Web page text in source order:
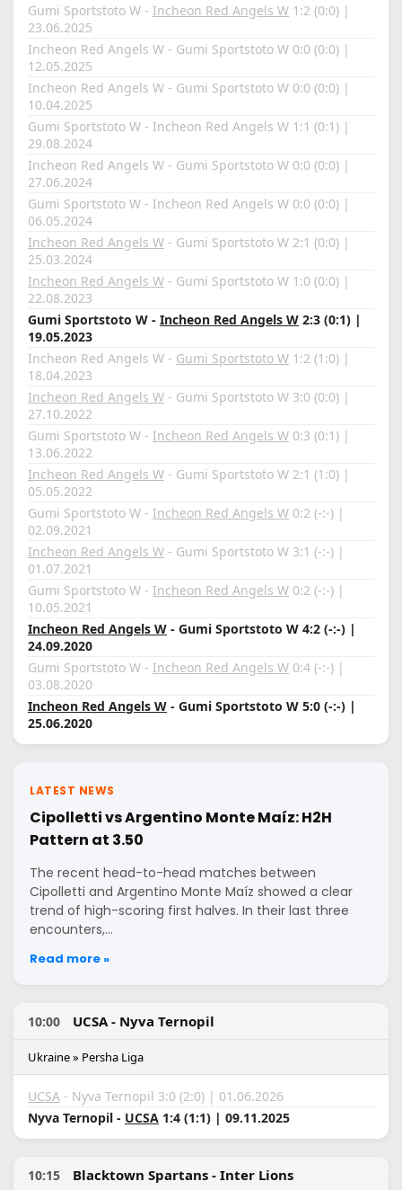
Gumi Sportstoto W - Incheon Red Angels W 1:2 (0:0) |
23.06.2025
Incheon Red Angels W - Gumi Sportstoto W 0:0 (0:0) |
12.05.2025
Incheon Red Angels W - Gumi Sportstoto W 0:0 (0:0) |
10.04.2025
Gumi Sportstoto W - Incheon Red Angels W 1:1 (0:1) |
29.08.2024
Incheon Red Angels W - Gumi Sportstoto W 0:0 (0:0) |
27.06.2024
Gumi Sportstoto W - Incheon Red Angels W 0:0 (0:0) |
06.05.2024
Incheon Red Angels W - Gumi Sportstoto W 2:1 (0:0) |
25.03.2024
Incheon Red Angels W - Gumi Sportstoto W 1:0 (0:0) |
22.08.2023
Gumi Sportstoto W - Incheon Red Angels W 2:3 (0:1) |
19.05.2023
Incheon Red Angels W - Gumi Sportstoto W 1:2 (1:0) |
18.04.2023
Incheon Red Angels W - Gumi Sportstoto W 3:0 (0:0) |
27.10.2022
Gumi Sportstoto W - Incheon Red Angels W 0:3 (0:1) |
13.06.2022
Incheon Red Angels W - Gumi Sportstoto W 2:1 (1:0) |
05.05.2022
Gumi Sportstoto W - Incheon Red Angels W 0:2 (-:-) |
02.09.2021
Incheon Red Angels W - Gumi Sportstoto W 3:1 (-:-) |
01.07.2021
Gumi Sportstoto W - Incheon Red Angels W 0:2 (-:-) |
10.05.2021
Incheon Red Angels W - Gumi Sportstoto W 4:2 (-:-) |
24.09.2020
Gumi Sportstoto W - Incheon Red Angels W 0:4 (-:-) |
03.08.2020
Incheon Red Angels W - Gumi Sportstoto W 5:0 (-:-) |
25.06.2020
LATEST NEWS
Cipolletti vs Argentino Monte Maíz: H2H
Pattern at 3.50
The recent head-to-head matches between
Cipolletti and Argentino Monte Maíz showed a clear
trend of high-scoring first halves. In their last three
encounters,…
Read more »
10:00 UCSA - Nyva Ternopil
Ukraine » Persha Liga
UCSA - Nyva Ternopil 3:0 (2:0) | 01.06.2026
Nyva Ternopil - UCSA 1:4 (1:1) | 09.11.2025
10:15 Blacktown Spartans - Inter Lions